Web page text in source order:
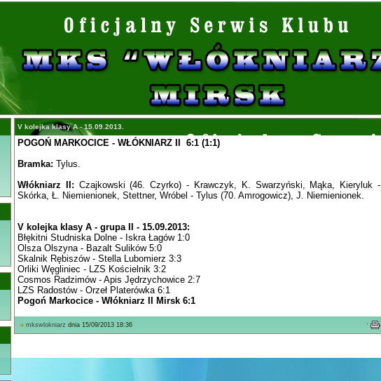
V kolejka klasy A - 15.09.2013.
POGOŃ MARKOCICE - WŁÓKNIARZ II 6:1 (1:1)
Bramka: Tylus.
Włókniarz II: Czajkowski (46. Czyrko) - Krawczyk, K. Swarzyński, Mąka, Kieryluk -
Skórka, Ł. Niemienionek, Stettner, Wróbel - Tylus (70. Amrogowicz), J. Niemienionek.
V kolejka klasy A - grupa II - 15.09.2013:
Błękitni Studniska Dolne - Iskra Łagów 1:0
Olsza Olszyna - Bazalt Sulików 5:0
Skalnik Rębiszów - Stella Lubomierz 3:3
Orliki Węgliniec - LZS Kościelnik 3:2
Cosmos Radzimów - Apis Jędrzychowice 2:7
LZS Radostów - Orzeł Platerówka 6:1
Pogoń Markocice - Włókniarz II Mirsk 6:1
mkswlokniarz dnia 15/09/2013 18:36 ·